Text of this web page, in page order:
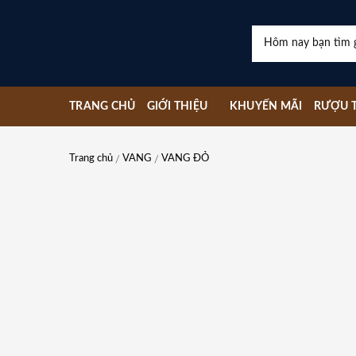
TRANG CHỦ GIỚI THIỆU KHUYẾN MÃI RƯỢU
Trang chủ / VANG / VANG ĐỎ